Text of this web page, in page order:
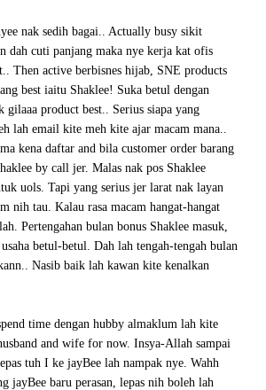
nak sedih bagai.. Actually busy sikit
dah cuti panjang maka nye kerja kat ofis
Then active berbisnes hijab, SNE products
best iaitu Shaklee! Suka betul dengan
gilaaa product best.. Serius siapa yang
lah email kite meh kite ajar macam mana..
kena daftar and bila customer order barang
by call jer. Malas nak pos Shaklee
uols. Tapi yang serius jer larat nak layan
nih tau. Kalau rasa macam hangat-hangat
Pertengahan bulan bonus Shaklee masuk,
betul-betul. Dah lah tengah-tengah bulan
Nasib baik lah kawan kite kenalkan
time dengan hubby almaklum lah kite
and wife for now. Insya-Allah sampai
tuh I ke jayBee lah nampak nye. Wahh
jayBee baru perasan, lepas nih boleh lah